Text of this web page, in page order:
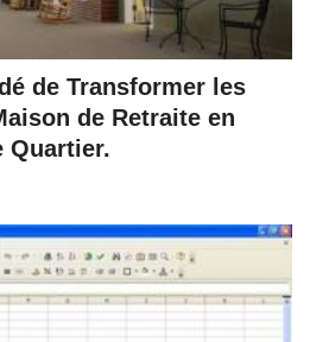
de Transformer les
de Retraite en
Quartier.